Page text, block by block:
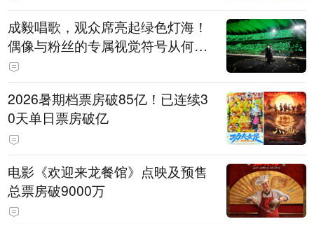
成毅唱歌，观众席亮起绿色灯海！
偶像与粉丝的专属视觉符号从何而
来
2026暑期档票房破85亿！已连续3
0天单日票房破亿
电影《欢迎来龙餐馆》点映及预售
总票房破9000万